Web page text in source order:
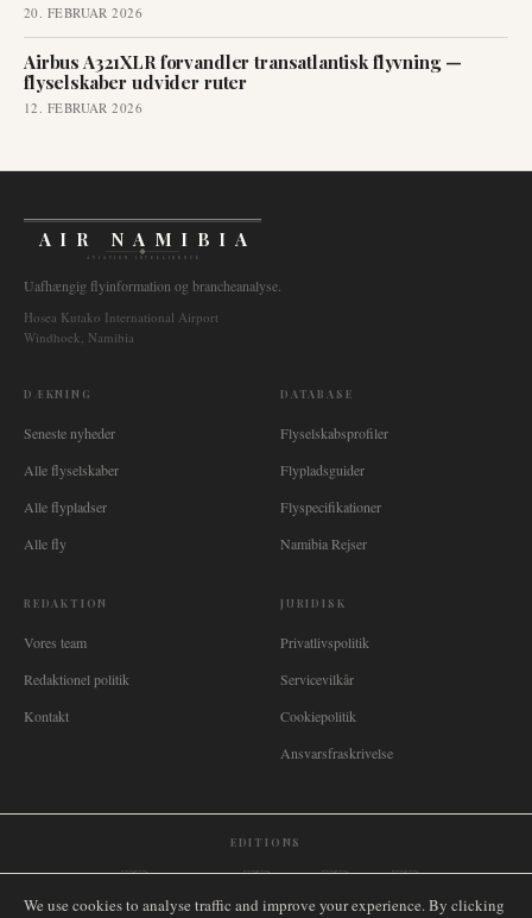
20. FEBRUAR 2026
Airbus A321XLR forvandler transatlantisk flyvning —
flyselskaber udvider ruter
12. FEBRUAR 2026
AIR NAMIBIA
AVIATION INTELLIGENCE
Uafhængig flyinformation og brancheanalyse.
Hosea Kutako International Airport
Windhoek, Namibia
DÆKNING
Seneste nyheder
Alle flyselskaber
Alle flypladser
Alle fly
DATABASE
Flyselskabsprofiler
Flypladsguider
Flyspecifikationer
Namibia Rejser
REDAKTION
Vores team
Redaktionel politik
Kontakt
JURIDISK
Privatlivspolitik
Servicevilkår
Cookiepolitik
Ansvarsfraskrivelse
EDITIONS
🌐 International🇬🇧 United Kingdom🇦🇺 Australia🇨🇦 Canada🇳🇿 New Zealand
🇿🇦 South Africa🇸🇬 Singapore 🇩🇪 Deutschland🇳🇱 Nederland🇫🇷 France
We use cookies to analyse traffic and improve your experience. By clicking